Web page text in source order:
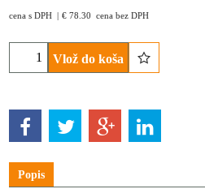
cena s DPH € 78.30 cena bez DPH
Vlož do koša
Popis